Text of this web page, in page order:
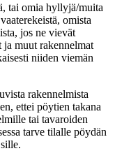
tai omia hyllyjä/muita
omista
jos ne vievät
muut rakennelmat
niiden viemän
rakennelmista
ettei pöytien takana
tai tavaroiden
tarve tilalle pöydän